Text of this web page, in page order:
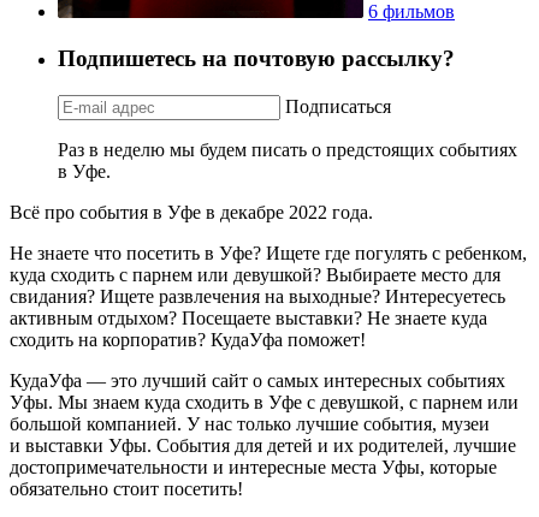
6 фильмов
Подпишетесь на почтовую рассылку?
Подписаться
Раз в неделю мы будем писать о предстоящих событиях
в Уфе.
Всё про события в Уфе в декабре 2022 года.
Не знаете что посетить в Уфе? Ищете где погулять с ребенком,
куда сходить с парнем или девушкой? Выбираете место для
свидания? Ищете развлечения на выходные? Интересуетесь
активным отдыхом? Посещаете выставки? Не знаете куда
сходить на корпоратив? КудаУфа поможет!
КудаУфа — это лучший сайт о самых интересных событиях
Уфы. Мы знаем куда сходить в Уфе с девушкой, с парнем или
большой компанией. У нас только лучшие события, музеи
и выставки Уфы. События для детей и их родителей, лучшие
достопримечательности и интересные места Уфы, которые
обязательно стоит посетить!